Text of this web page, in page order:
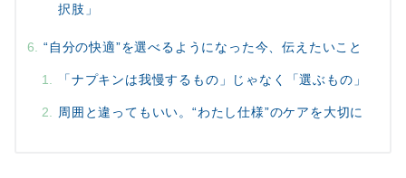
択肢」
“自分の快適”を選べるようになった今、伝えたいこと
「ナプキンは我慢するもの」じゃなく「選ぶもの」
周囲と違ってもいい。“わたし仕様”のケアを大切に